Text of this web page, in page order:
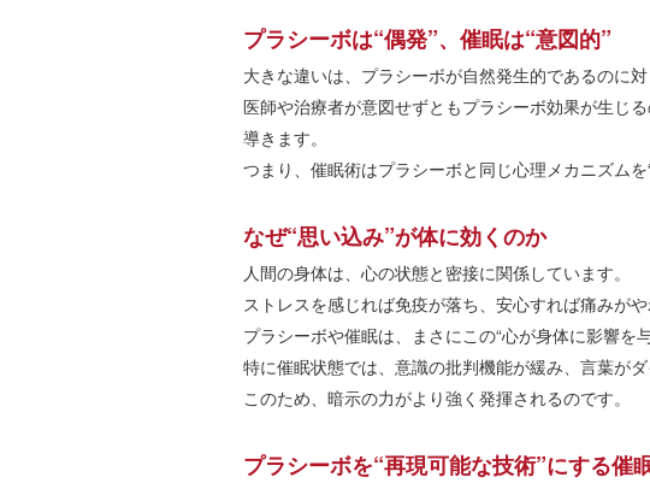
プラシーボは“偶発”、催眠は“意図的”
大きな違いは、プラシーボが自然発生的であるのに
医師や治療者が意図せずともプラシーボ効果が生じ
導きます。
つまり、催眠術はプラシーボと同じ心理メカニズム
なぜ“思い込み”が体に効くのか
人間の身体は、心の状態と密接に関係しています。
ストレスを感じれば免疫が落ち、安心すれば痛みが
プラシーボや催眠は、まさにこの“心が身体に影響を
特に催眠状態では、意識の批判機能が緩み、言葉が
このため、暗示の力がより強く発揮されるのです。
プラシーボを“再現可能な技術”にする催